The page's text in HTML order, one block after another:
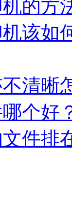
的方
该如
清晰
个好
件排